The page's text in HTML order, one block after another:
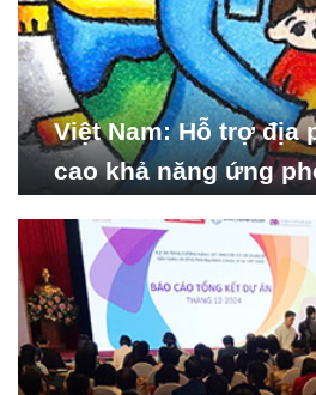
Việt Nam: Hỗ trợ địa
cao khả năng ứng